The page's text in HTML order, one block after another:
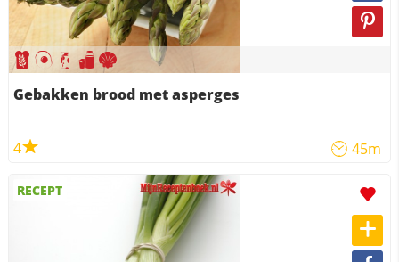
Gebakken brood met asperges
4 45m
RECEPT